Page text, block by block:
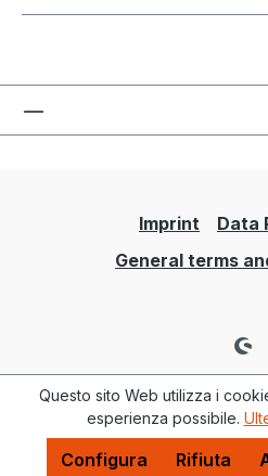
Imprint
Data
General terms
Questo sito Web utilizza i
esperienza possibile.
Rifiuta
Configura